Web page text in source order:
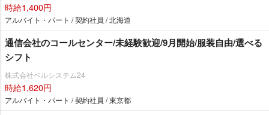
時給1,400円
アルバイト・パート / 契約社員 / 北海道
通信会社のコールセンター/未経験歓迎/9月開始/服装自由/選べる
シフト
株式会社ベルシステム24
時給1,620円
アルバイト・パート / 契約社員 / 東京都